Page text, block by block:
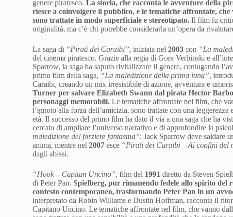
genere piratesco.La storia, che racconta le avventure della
riesce a coinvolgere il pubblico, e le tematiche affrontate,
sono trattate in modo superficiale e stereotipato. Il film fu
originalità, ma c’è chi potrebbe considerarla un’opera da
La saga di “Pirati dei Caraibi”, iniziata nel2003 con “La
del cinema piratesco. Grazie alla regia di Gore Verbinski e
Sparrow, la saga ha saputo rivitalizzare il genere, coniugando
primo film della saga, “La maledizione della prima luna”,
Caraibi, creando un mix irresistibile di azione, avventura e
Turner per salvare Elizabeth Swann dal pirata Hector
personaggi memorabili. Le tematiche affrontate nel film, che
l’ignoto alla forza dell’amicizia, sono trattate con una
età. Il successo del primo film ha dato il via a una saga che ha
cercato di ampliare l’universo narrativo e di approfondire la
maledizione del forziere fantasma”: Jack Sparrow deve saldare
anima, mentre nel2007 esce “Pirati dei Caraibi – Ai confini del
dagli abissi.
“Hook – Capitan Uncino”, film del 1991 diretto da Steven
di Peter Pan. Spielberg, pur rimanendo fedele allo spirito del
contesto contemporaneo, trasformando Peter Pan in un
interpretato da Robin Williams e Dustin Hoffman, racconta il
Capitano Uncino. Le tematiche affrontate nel film, che vanno